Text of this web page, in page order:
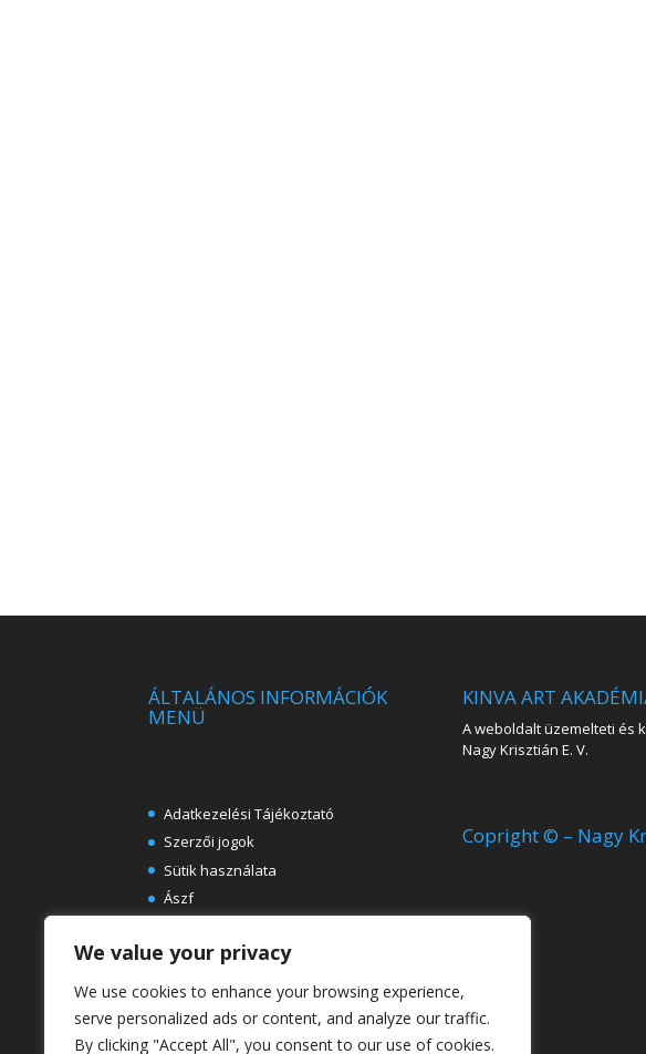
We value your privacy
We use cookies to enhance your browsing experience,
serve personalized ads or content, and analyze our traffic.
By clicking "Accept All", you consent to our use of cookies.
ÁLTALÁNOS INFORMÁCIÓK
MENÜ
Adatkezelési Tájékoztató
Szerzői jogok
Sütik használata
Ászf
Ingyenes e-könyvek festészeti
Rólunk
KINVA ART
A weboldalt üzemelteti és
Nagy Krisztián E. V.
Copright © – Nagy